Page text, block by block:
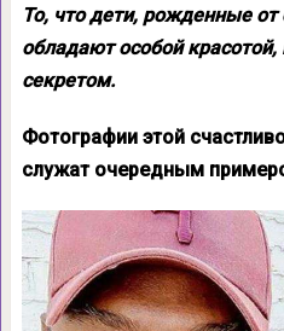
То, что дети, рожденные
обладают особой красотой,
секретом.
Фотографии этой
служат очередным